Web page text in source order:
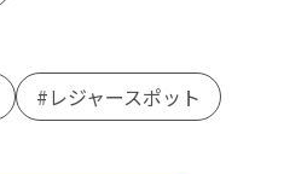
レジャースポット